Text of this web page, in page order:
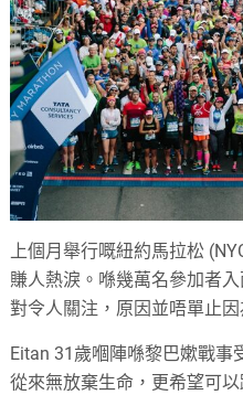
上個月舉行嘅紐約馬拉松
賺人熱淚。喺幾萬名參加者
對令人關注，原因並唔單止
Eitan 31歲嗰陣喺黎巴嫰戰事
從來無放棄生命，更希望可